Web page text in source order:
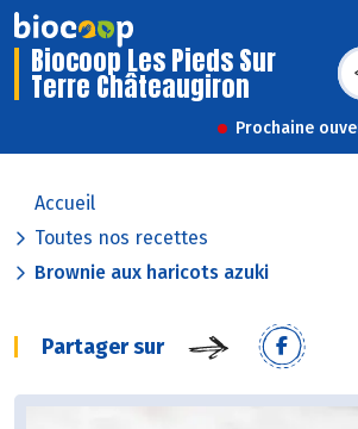
Biocoop Les Pieds Sur
Terre Châteaugiron
Prochaine
Accueil
Toutes nos recettes
Brownie aux haricots azuki
Partager sur